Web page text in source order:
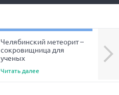
Челябинский метеорит –
сокровищница для
ученых
Читать далее
Next